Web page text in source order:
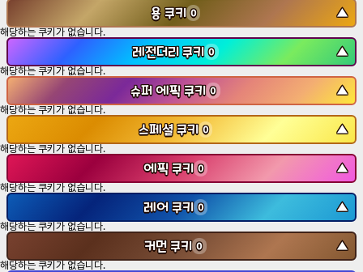
용 쿠키 0 ▼
해당하는 쿠키가 없습니다.
레전더리 쿠키 0 ▼
해당하는 쿠키가 없습니다.
슈퍼 에픽 쿠키 0 ▼
해당하는 쿠키가 없습니다.
스페셜 쿠키 0 ▼
해당하는 쿠키가 없습니다.
에픽 쿠키 0 ▼
해당하는 쿠키가 없습니다.
레어 쿠키 0 ▼
해당하는 쿠키가 없습니다.
커먼 쿠키 0 ▼
해당하는 쿠키가 없습니다.